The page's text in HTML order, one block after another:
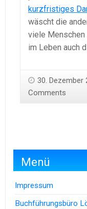
kurzfristiges
wäscht die
viele
im Leben auch
30. Dezember
Comments
Menü
Impressum
Buchführungsbüro